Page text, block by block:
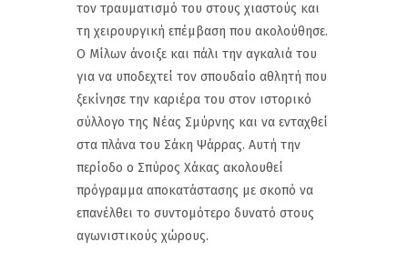
τον τραυματισμό του στους χιαστούς και
τη χειρουργική επέμβαση που ακολούθησε.
Ο Μίλων άνοιξε και πάλι την αγκαλιά του
για να υποδεχτεί τον σπουδαίο αθλητή που
ξεκίνησε την καριέρα του στον ιστορικό
σύλλογο της Νέας Σμύρνης και να ενταχθεί
στα πλάνα του Σάκη Ψάρρας. Αυτή την
περίοδο ο Σπύρος Χάκας ακολουθεί
πρόγραμμα αποκατάστασης με σκοπό να
επανέλθει το συντομότερο δυνατό στους
αγωνιστικούς χώρους.